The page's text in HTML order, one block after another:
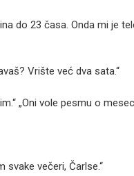
do 23 časa. Onda mi je
Vrište već dva sata.“
„Oni vole pesmu o
svake večeri, Čarlse.“